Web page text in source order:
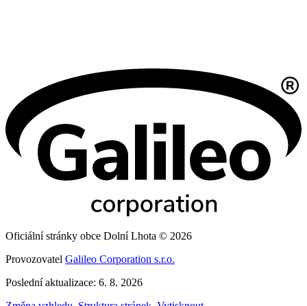
Oficiální stránky obce Dolní Lhota © 2026
Provozovatel Galileo Corporation s.r.o.
Poslední aktualizace: 6. 8. 2026